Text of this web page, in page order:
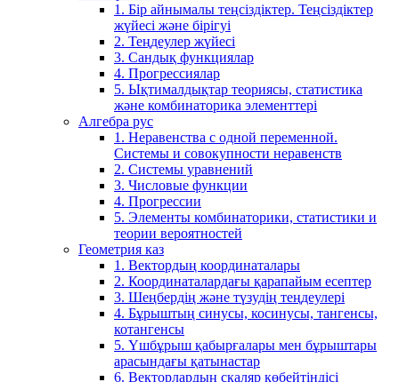
1. Бір айнымалы теңсіздіктер. Теңсіздіктер
жүйесі және бірігуі
2. Теңдеулер жүйесі
3. Сандық функциялар
4. Прогрессиялар
5. Ықтималдықтар теориясы, статистика
және комбинаторика элементтері
Алгебра рус
1. Неравенства с одной переменной.
Системы и совокупности неравенств
2. Системы уравнений
3. Числовые функции
4. Прогрессии
5. Элементы комбинаторики, статистики и
теории вероятностей
Геометрия каз
1. Вектордың координаталары
2. Координаталардағы қарапайым есептер
3. Шеңбердің және түзудің теңдеулері
4. Бұрыштың синусы, косинусы, тангенсы,
котангенсы
5. Үшбұрыш қабырғалары мен бұрыштары
арасындағы қатынастар
6. Векторлардың скаляр көбейтіндісі